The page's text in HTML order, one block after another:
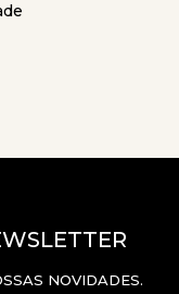
NOVIDADES.